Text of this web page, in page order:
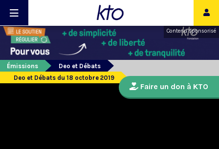
Contenu sponsorisé
Émissions
Deo et Débats
Deo et Débats du 18 octobre 2019
Faire un don à KTO